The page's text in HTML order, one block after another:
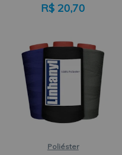
R$ 20,70
Poliéster